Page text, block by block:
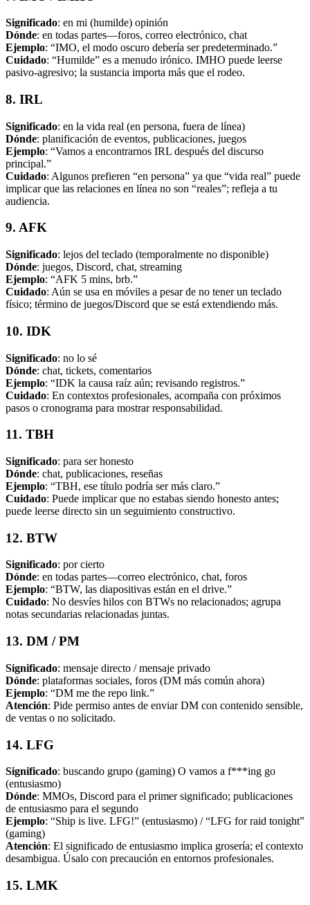
Significado: en mi (humilde) opinión
Dónde: en todas partes—foros, correo electrónico, chat
Ejemplo: “IMO, el modo oscuro debería ser predeterminado.”
Cuidado: “Humilde” es a menudo irónico. IMHO puede leerse
pasivo-agresivo; la sustancia importa más que el rodeo.
8. IRL
Significado: en la vida real (en persona, fuera de línea)
Dónde: planificación de eventos, publicaciones, juegos
Ejemplo: “Vamos a encontrarnos IRL después del discurso
principal.”
Cuidado: Algunos prefieren “en persona” ya que “vida real” puede
implicar que las relaciones en línea no son “reales”; refleja a tu
audiencia.
9. AFK
Significado: lejos del teclado (temporalmente no disponible)
Dónde: juegos, Discord, chat, streaming
Ejemplo: “AFK 5 mins, brb.”
Cuidado: Aún se usa en móviles a pesar de no tener un teclado
físico; término de juegos/Discord que se está extendiendo más.
10. IDK
Significado: no lo sé
Dónde: chat, tickets, comentarios
Ejemplo: “IDK la causa raíz aún; revisando registros.”
Cuidado: En contextos profesionales, acompaña con próximos
pasos o cronograma para mostrar responsabilidad.
11. TBH
Significado: para ser honesto
Dónde: chat, publicaciones, reseñas
Ejemplo: “TBH, ese título podría ser más claro.”
Cuidado: Puede implicar que no estabas siendo honesto antes;
puede leerse directo sin un seguimiento constructivo.
12. BTW
Significado: por cierto
Dónde: en todas partes—correo electrónico, chat, foros
Ejemplo: “BTW, las diapositivas están en el drive.”
Cuidado: No desvíes hilos con BTWs no relacionados; agrupa
notas secundarias relacionadas juntas.
13. DM / PM
Significado: mensaje directo / mensaje privado
Dónde: plataformas sociales, foros (DM más común ahora)
Ejemplo: “DM me the repo link.”
Atención: Pide permiso antes de enviar DM con contenido sensible,
de ventas o no solicitado.
14. LFG
Significado: buscando grupo (gaming) O vamos a f***ing go
(entusiasmo)
Dónde: MMOs, Discord para el primer significado; publicaciones
de entusiasmo para el segundo
Ejemplo: “Ship is live. LFG!” (entusiasmo) / “LFG for raid tonight”
(gaming)
Atención: El significado de entusiasmo implica grosería; el contexto
desambigua. Úsalo con precaución en entornos profesionales.
15. LMK